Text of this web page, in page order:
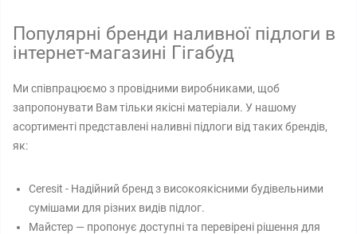
Популярні бренди наливної підлоги в
інтернет-магазині Гігабуд
Ми співпрацюємо з провідними виробниками, щоб
запропонувати Вам тільки якісні матеріали. У нашому
асортименті представлені наливні підлоги від таких брендів,
як:
Ceresit - Надійний бренд з високоякісними будівельними
сумішами для різних видів підлог.
Майстер — пропонує доступні та перевірені рішення для